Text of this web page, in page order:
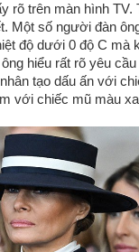
rõ trên màn hình
Một số người đàn
độ dưới 0 độ C mà
hiểu rất rõ yêu cầu
tạo dấu ấn với
với chiếc mũ màu